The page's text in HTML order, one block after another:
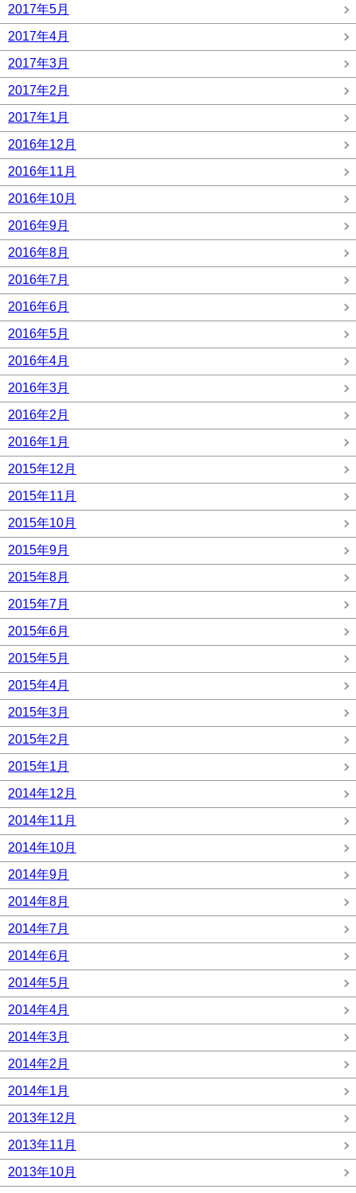
2017年5月
2017年4月
2017年3月
2017年2月
2017年1月
2016年12月
2016年11月
2016年10月
2016年9月
2016年8月
2016年7月
2016年6月
2016年5月
2016年4月
2016年3月
2016年2月
2016年1月
2015年12月
2015年11月
2015年10月
2015年9月
2015年8月
2015年7月
2015年6月
2015年5月
2015年4月
2015年3月
2015年2月
2015年1月
2014年12月
2014年11月
2014年10月
2014年9月
2014年8月
2014年7月
2014年6月
2014年5月
2014年4月
2014年3月
2014年2月
2014年1月
2013年12月
2013年11月
2013年10月